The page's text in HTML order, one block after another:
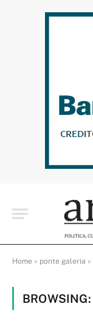
Home » ponte galeria »
BROWSING: